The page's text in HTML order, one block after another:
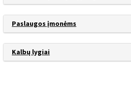
Paslaugos įmonėms
Kalbų lygiai